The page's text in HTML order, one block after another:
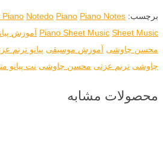
برچسب: Piano Notedo Piano Piano Notes
Piano Sheet Music Sheet Music آموزش
محسن چاوشی آموزش موسیقی پیانو ترنم
چاوشی ترنم عزتی محسن چاوشی نت پیانو
محصولات مشابه